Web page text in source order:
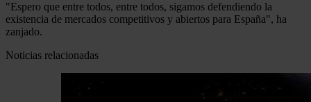
"Espero que entre todos, entre todos, sigamos defendiendo la
existencia de mercados competitivos y abiertos para España", ha
zanjado.
Noticias relacionadas